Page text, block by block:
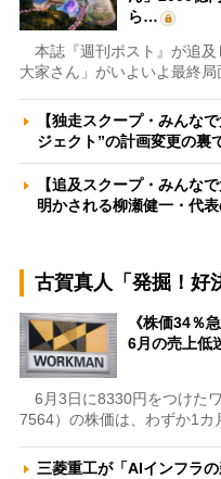
ら…
本誌『週刊ポスト』が追及
大家さん」がいよいよ最終
【独走スクープ・みんな
ジェクト”の計画変更の裏
【追及スクープ・みんな
明かされる柳瀬健一・代
古賀真人「発掘！好
《株価34％
6月の売上低
6月3日に8330円をつけた
7564）の株価は、わずか1カ
三菱重工が「AIインフラ